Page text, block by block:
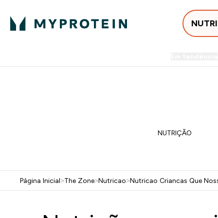
NUTRIÇÃO
Página Inicial>The Zone>Nutricao>Nutricao Criancas Que